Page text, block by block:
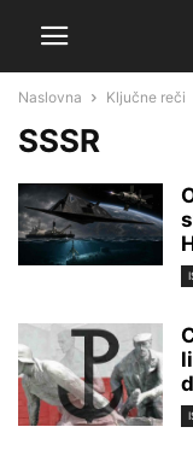
Naslovna Ključne reči
SSSR